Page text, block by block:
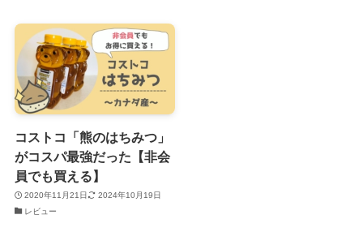
コストコ「熊のはちみつ」
がコスパ最強だった【非会
員でも買える】
2020年11月21日
2024年10月19日
レビュー